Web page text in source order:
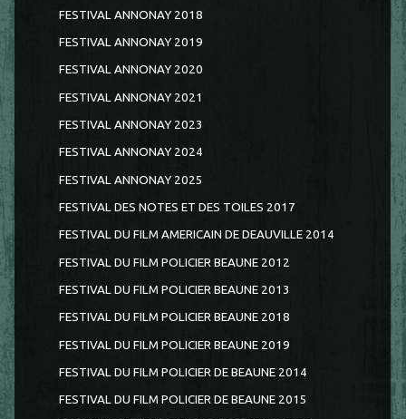
FESTIVAL ANNONAY 2018
FESTIVAL ANNONAY 2019
FESTIVAL ANNONAY 2020
FESTIVAL ANNONAY 2021
FESTIVAL ANNONAY 2023
FESTIVAL ANNONAY 2024
FESTIVAL ANNONAY 2025
FESTIVAL DES NOTES ET DES TOILES 2017
FESTIVAL DU FILM AMERICAIN DE DEAUVILLE 2014
FESTIVAL DU FILM POLICIER BEAUNE 2012
FESTIVAL DU FILM POLICIER BEAUNE 2013
FESTIVAL DU FILM POLICIER BEAUNE 2018
FESTIVAL DU FILM POLICIER BEAUNE 2019
FESTIVAL DU FILM POLICIER DE BEAUNE 2014
FESTIVAL DU FILM POLICIER DE BEAUNE 2015